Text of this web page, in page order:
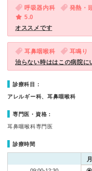
呼吸器内科
発熱・
5.0
オススメです
耳鼻咽喉科 耳鳴り
治らない時ははこの病院に
診療科目：
アレルギー科、耳鼻咽喉科
専門医・資格：
耳鼻咽喉科専門医
診療時間
月